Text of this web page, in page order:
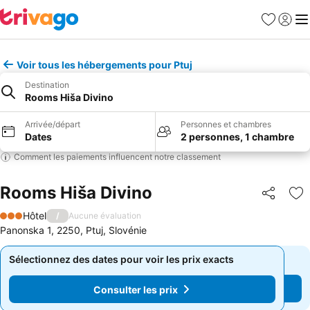
Favoris
Se
Voir tous les hébergements pour Ptuj
Destination
Rooms Hiša Divino
Arrivée/départ
Dates
Personnes et chambres
2 personnes, 1 chambre
Comment les paiements influencent notre classement
Rooms Hiša Divino Partager
3 Étoiles
Hôtel / Aucune évaluation
Panonska 1, 2250, Ptuj, Slovénie
Sélectionnez des dates pour voir les prix exacts
Consulter les prix
Sélectionnez des dates pour voir les prix exacts
Consulter les prix